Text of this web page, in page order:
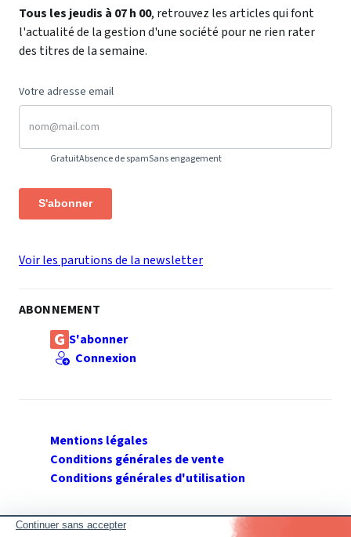
Tous les jeudis à 07 h 00, retrouvez les articles qui font
l'actualité de la gestion d'une société pour ne rien rater
des titres de la semaine.
Votre adresse email
GratuitAbsence de spamSans engagement
S'abonner
Voir les parutions de la newsletter
ABONNEMENT
S'abonner
Connexion
Mentions légales
Conditions générales de vente
Conditions générales d'utilisation